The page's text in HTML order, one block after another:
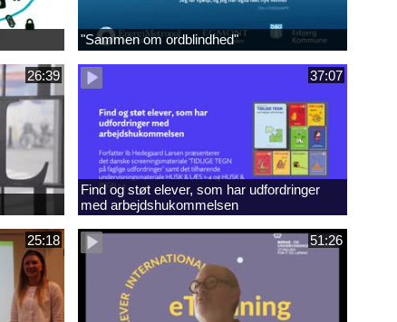
"Sammen om ordblindhed"
26:39 37:07
Find og støt elever, som har udfordringer
med arbejdshukommelsen
25:18 51:26